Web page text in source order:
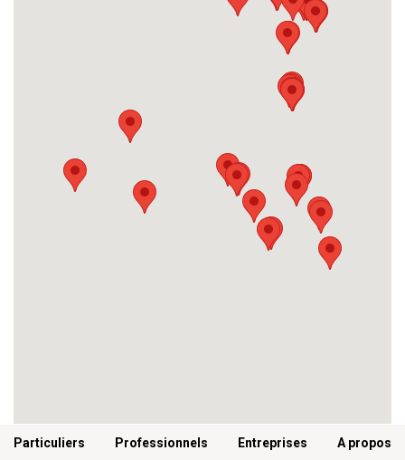
Menu footer
Particuliers Professionnels Entreprises A propos